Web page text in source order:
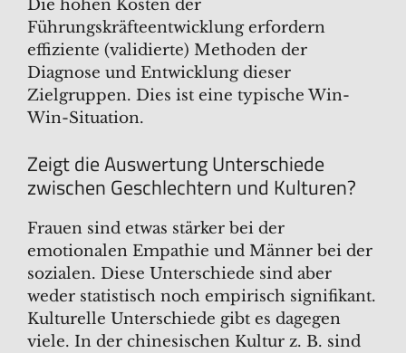
Die hohen Kosten der
Führungskräfteentwicklung erfordern
effiziente (validierte) Methoden der
Diagnose und Entwicklung dieser
Zielgruppen. Dies ist eine typische Win-
Win-Situation.
Zeigt die Auswertung Unterschiede
zwischen Geschlechtern und Kulturen?
Frauen sind etwas stärker bei der
emotionalen Empathie und Männer bei der
sozialen. Diese Unterschiede sind aber
weder statistisch noch empirisch signifikant.
Kulturelle Unterschiede gibt es dagegen
viele. In der chinesischen Kultur z. B. sind